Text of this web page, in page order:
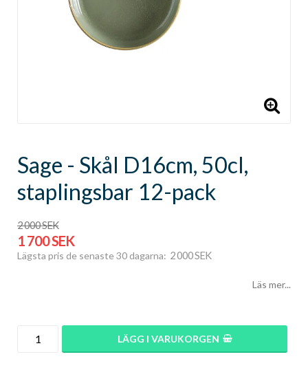
Sage - Skål D16cm, 50cl,
staplingsbar 12-pack
2 000 SEK
1 700 SEK
Lägsta pris de senaste 30 dagarna 2 000 SEK
Läs mer...
LÄGG I VARUKORGEN